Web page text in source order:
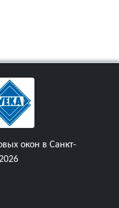
окон в Санкт-